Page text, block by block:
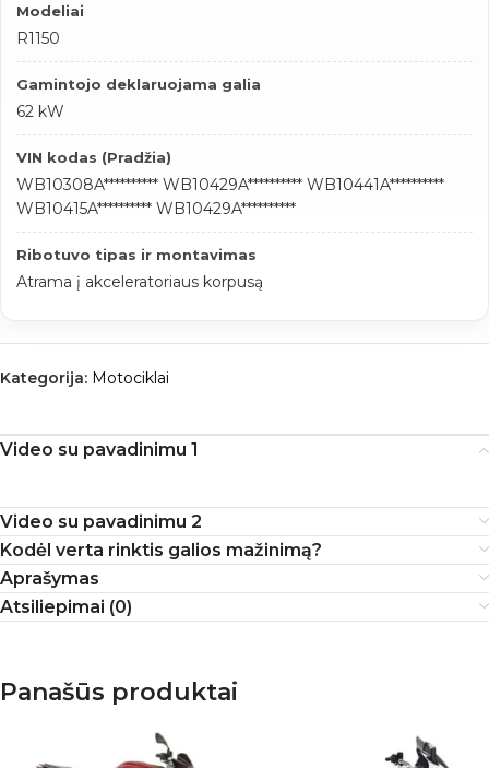
Modeliai
R1150
Gamintojo deklaruojama galia
62 kW
VIN kodas (Pradžia)
WB10308A********** WB10429A********** WB10441A**********
WB10415A********** WB10429A**********
Ribotuvo tipas ir montavimas
Atrama į akceleratoriaus korpusą
Kategorija: Motociklai
Video su pavadinimu 1
Video su pavadinimu 2
Kodėl verta rinktis galios mažinimą?
Aprašymas
Atsiliepimai (0)
Panašūs produktai